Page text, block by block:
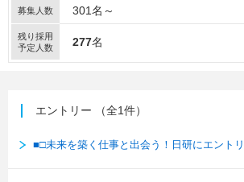
募集人数 301名～
残り採用
予定人数
277名
エントリー （全1件）
■□未来を築く仕事と出会う！日研にエント